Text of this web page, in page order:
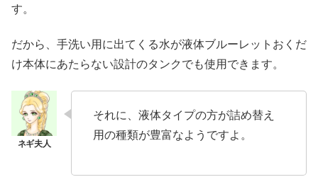
す。
だから、手洗い用に出てくる水が液体ブルーレットおくだ
け本体にあたらない設計のタンクでも使用できます。
それに、液体タイプの方が詰め替え
用の種類が豊富なようですよ。